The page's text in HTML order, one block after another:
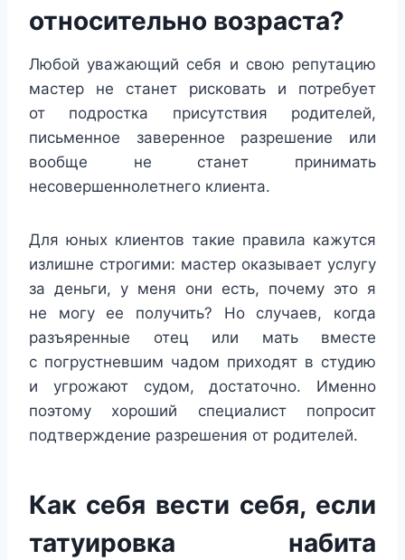
относительно возраста?
Любой уважающий себя и свою репутацию
мастер не станет рисковать и потребует
от подростка присутствия родителей,
письменное заверенное разрешение или
вообще не станет принимать
несовершеннолетнего клиента.
Для юных клиентов такие правила кажутся
излишне строгими: мастер оказывает услугу
за деньги, у меня они есть, почему это я
не могу ее получить? Но случаев, когда
разъяренные отец или мать вместе
с погрустневшим чадом приходят в студию
и угрожают судом, достаточно. Именно
поэтому хороший специалист попросит
подтверждение разрешения от родителей.
Как себя вести себя, если
татуировка набита